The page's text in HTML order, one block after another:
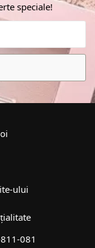
speciale!
ului
081